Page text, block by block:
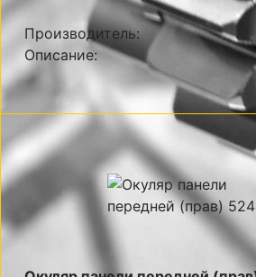
Производитель:
Описание: